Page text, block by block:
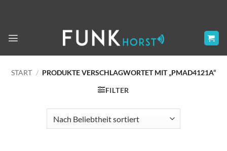
START / PRODUKTE VERSCHLAGWORTET MIT „PMAD4121A“
FILTER